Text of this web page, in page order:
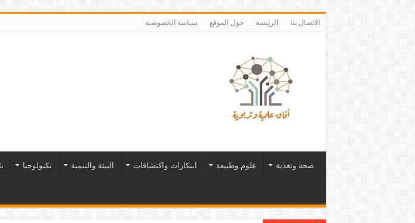
الاتصال بنا الرئيسة حول الموقع سياسة الخصوصية
صحة وتغذية علوم وطبيعة ابتكارات واكتشافات البيئة والتنمية تكنولوجيا